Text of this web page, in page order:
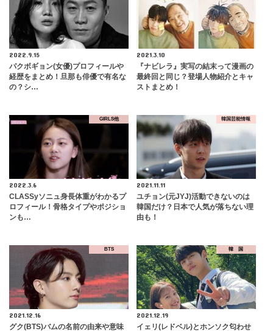
2022.9.15
パクボギョン(女優)プロフィールや
経歴をまとめ！旦那も俳優で有名な
の？シ…
2021.3.10
『ナビレラ』実写の結末って漫画の
最終回と同じ？登場人物紹介とキャ
ストまとめ！
GIRLS他
2022.3.6
CLASSyソニュ身長体重がわかるプ
ロフィール！骨格タイプやポジショ
ンも…
韓国芸能情報
2021.11.11
ユチョン(元JYJ)活動できないのは
韓国だけ？日本で人気が落ちない理
由も！
BTS
2021.12.16
グク(BTS)バムの名前の由来や意味
韓 国
2021.12.19
イェリ(レドベル)とホンソク匂わせ